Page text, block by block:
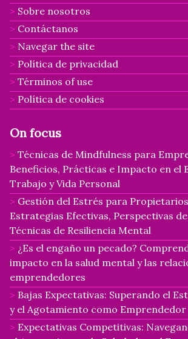
Sobre nosotros
Contáctanos
Navegar the site
Política de privacidad
Términos of use
Política de cookies
On focus
Técnicas de Mindfulness para
Beneficios, Prácticas e Impacto en el
Trabajo y Vida Personal
Gestión del Estrés para
Estrategias Efectivas, Perspectivas de
Técnicas de Resiliencia Mental
¿Es el engaño un pecado?
impacto en la salud mental y las
emprendedores
Bajas Expectativas: Superando el
y el Agotamiento como Emprendedor
Expectativas Competitivas: